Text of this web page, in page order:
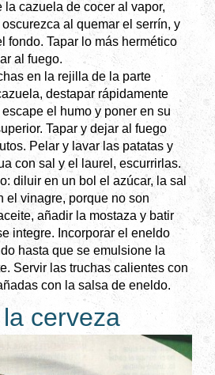
la cazuela de cocer al vapor,
al quemar el serrín, y
fondo. Tapar lo más hermético
al fuego.
en la rejilla de la parte
destapar rápidamente
el humo y poner en su
Tapar y dejar al fuego
Pelar y lavar las patatas y
con sal y el laurel, escurrirlas.
diluir en un bol el azúcar, la sal
el vinagre, porque no son
añadir la mostaza y batir
integre. Incorporar el eneldo
hasta que se emulsione la
Servir las truchas calientes con
con la salsa de eneldo.
cerveza